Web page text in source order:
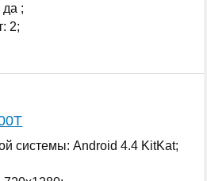
;
2;
системы: Android 4.4 KitKat;